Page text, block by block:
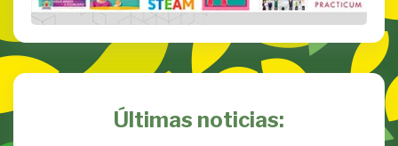
Últimas noticias: